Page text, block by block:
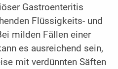
Gastroenteritis
Flüssigkeits- und
milden Fällen einer
es ausreichend sein,
mit verdünnten Säften